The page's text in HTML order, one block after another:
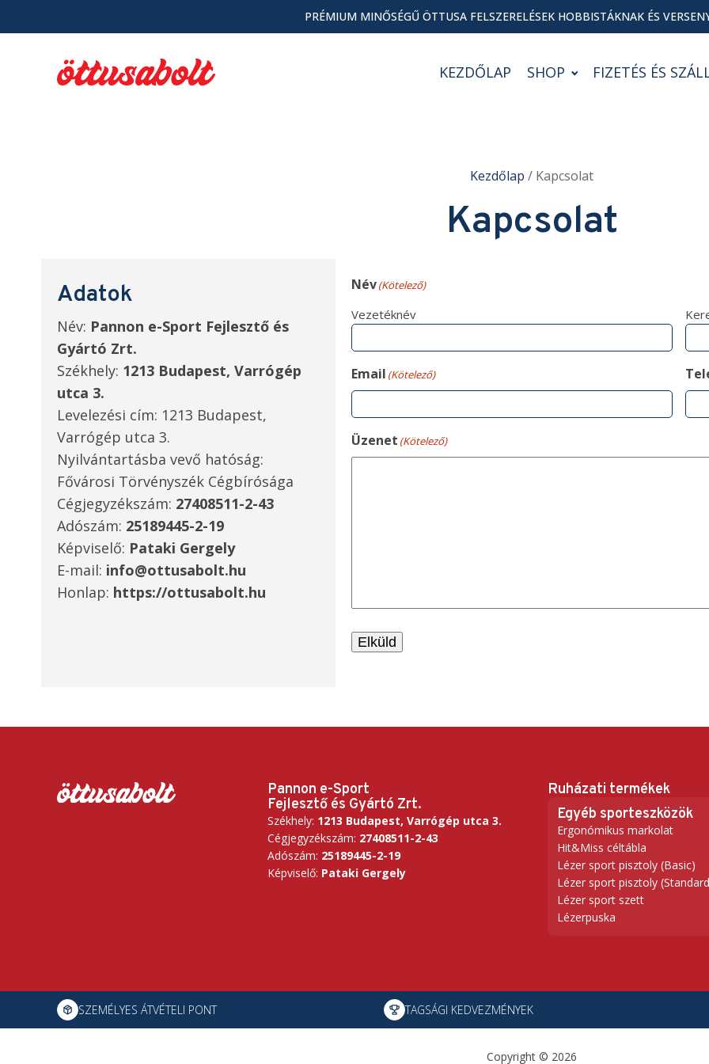
PRÉMIUM MINŐSÉGŰ ÖTTUSA FELSZERELÉSEK HOBBISTÁKNAK ÉS
KEZDŐLAP SHOP FIZETÉS ÉS
Kezdőlap / Kapcsolat
Kapcsolat
Adatok
Név: Pannon e-Sport Fejlesztő és
Gyártó Zrt.
Székhely: 1213 Budapest, Varrógép
utca 3.
Levelezési cím: 1213 Budapest,
Varrógép utca 3.
Nyilvántartásba vevő hatóság:
Fővárosi Törvényszék Cégbírósága
Cégjegyzékszám: 27408511-2-43
Adószám: 25189445-2-19
Képviselő: Pataki Gergely
E-mail: info@ottusabolt.hu
Honlap: https://ottusabolt.hu
Név(Kötelező)
Vezetéknév
Email (Kötelező)
Üzenet (Kötelező)
Elküld
Pannon e-Sport
Fejlesztő és Gyártó Zrt.
Székhely: 1213 Budapest, Varrógép utca 3.
Cégjegyzékszám: 27408511-2-43
Adószám: 25189445-2-19
Képviselő: Pataki Gergely
Ruházati termékek
Egyéb sporteszközök
Ergonómikus markolat
Hit&Miss céltábla
Lézer sport pisztoly (Basic)
Lézer sport pisztoly
Lézer sport szett
Lézerpuska
SZEMÉLYES ÁTVÉTELI PONT TAGSÁGI KEDVEZMÉNYEK
Copyright © 2026